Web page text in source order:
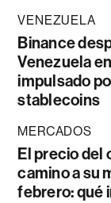
VENEZUELA
Binance
Venezuela
impulsado
stablecoins
MERCADOS
El precio del
camino a su
febrero: qué